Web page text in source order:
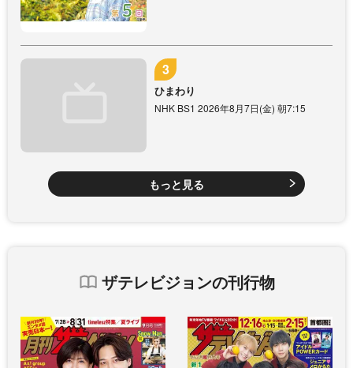
ひまわり
NHK BS1 2026年8月7日(金) 朝7:15
もっと見る
ザテレビジョンの刊行物